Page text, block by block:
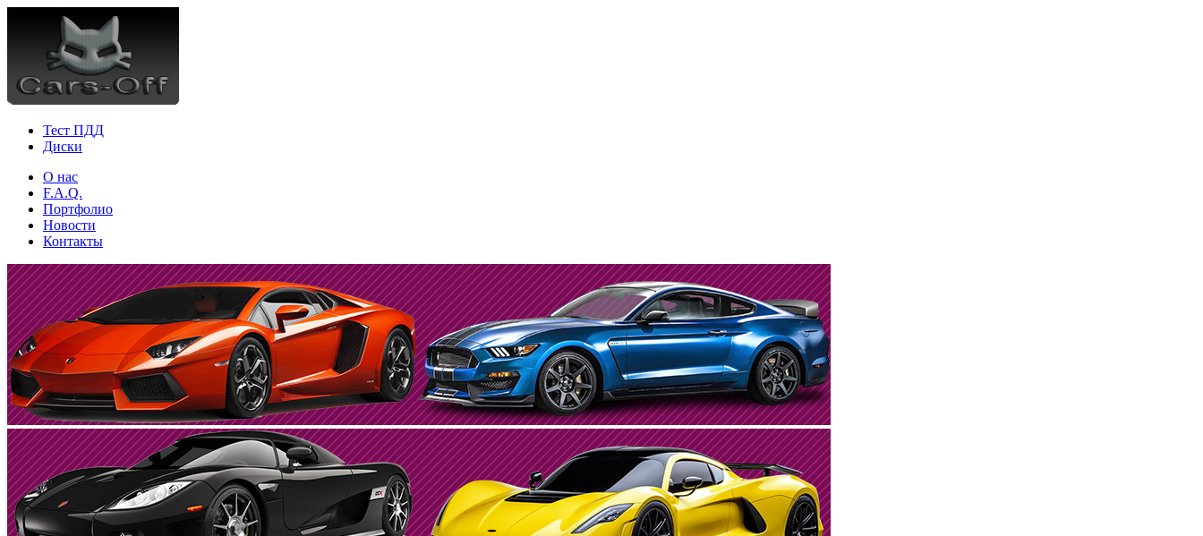
Тест ПДД
Диски
О нас
F.A.Q.
Портфолио
Новости
Контакты